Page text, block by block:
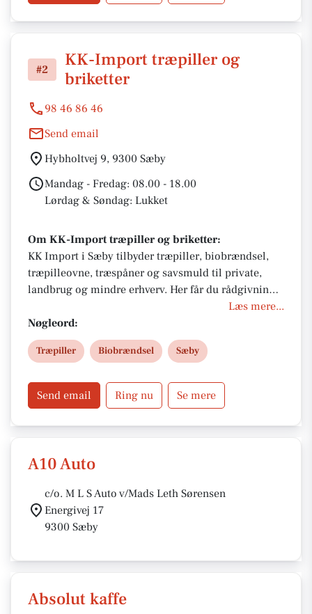
#2
KK-Import træpiller og
briketter
98 46 86 46
Send email
Hybholtvej 9, 9300 Sæby
Mandag - Fredag: 08.00 - 18.00
Lørdag & Søndag: Lukket
Om KK-Import træpiller og briketter:
KK Import i Sæby tilbyder træpiller, biobrændsel,
træpilleovne, træspåner og savsmuld til private,
landbrug og mindre erhverv. Her får du rådgivning
om 6 mm og 8 mm træpiller, hurtig afhentning
samt levering inden for 50 km fra Hybholtvej 9.
Læs mere...
Nøgleord:
Træpiller Biobrændsel Sæby
Send email Ring nu Se mere
A10 Auto
c/o. M L S Auto v/Mads Leth Sørensen
Energivej 17
9300 Sæby
Absolut kaffe